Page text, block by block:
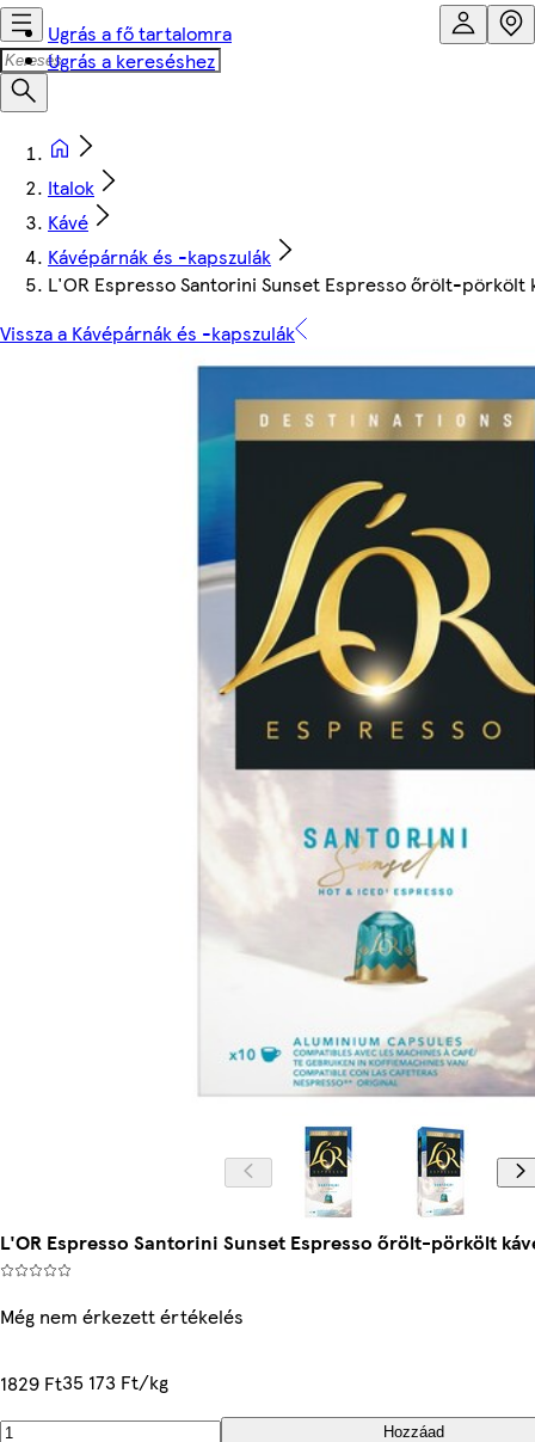
Ugrás a fő tartalomra
Ugrás a kereséshez
Italok
Kávé
Kávépárnák és -kapszulák
L'OR Espresso Santorini Sunset Espresso őrölt-pörkölt
Vissza a Kávépárnák és -kapszulák
L'OR Espresso Santorini Sunset Espresso őrölt-pörkölt
Még nem érkezett értékelés
1829 Ft35 173 Ft/kg
Hozzáad